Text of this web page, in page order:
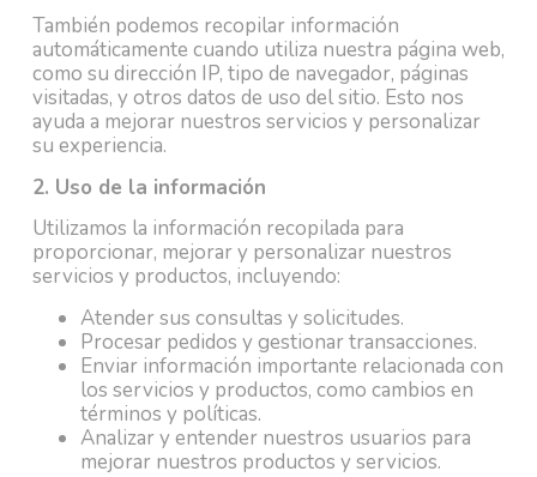
También podemos recopilar información
automáticamente cuando utiliza nuestra página web,
como su dirección IP, tipo de navegador, páginas
visitadas, y otros datos de uso del sitio. Esto nos
ayuda a mejorar nuestros servicios y personalizar
su experiencia.
2. Uso de la información
Utilizamos la información recopilada para
proporcionar, mejorar y personalizar nuestros
servicios y productos, incluyendo:
Atender sus consultas y solicitudes.
Procesar pedidos y gestionar transacciones.
Enviar información importante relacionada con
los servicios y productos, como cambios en
términos y políticas.
Analizar y entender nuestros usuarios para
mejorar nuestros productos y servicios.